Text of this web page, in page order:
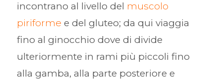
incontrano al livello del muscolo
piriforme e del gluteo; da qui viaggia
fino al ginocchio dove di divide
ulteriormente in rami più piccoli fino
alla gamba, alla parte posteriore e